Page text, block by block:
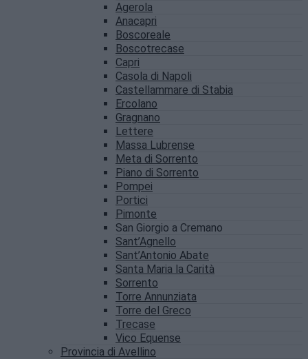
Agerola
Anacapri
Boscoreale
Boscotrecase
Capri
Casola di Napoli
Castellammare di Stabia
Ercolano
Gragnano
Lettere
Massa Lubrense
Meta di Sorrento
Piano di Sorrento
Pompei
Portici
Pimonte
San Giorgio a Cremano
Sant’Agnello
Sant’Antonio Abate
Santa Maria la Carità
Sorrento
Torre Annunziata
Torre del Greco
Trecase
Vico Equense
Provincia di Avellino